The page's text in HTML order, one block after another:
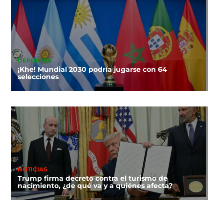
DEPORTES
¡Khe! Mundial 2030 podría jugarse con 64
selecciones
NOTICIAS
Trump firma decreto contra el turismo de
nacimiento, ¿de qué va y a quiénes afecta?